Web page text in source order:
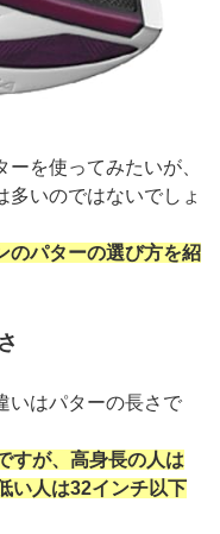
を使ってみたいが、
多いのではないでしょ
のパターの選び方を紹
いはパターの長さで
すが、高身長の人は
い人は32インチ以下